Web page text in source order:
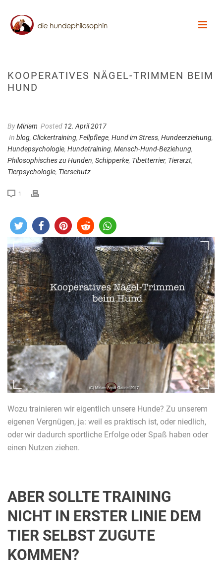
KOOPERATIVES NÄGEL-TRIMMEN BEIM
HUND
ByMiriam Posted 12. April 2017
In blog, Clickertraining, Fellpflege, Hund im Stress, Hundeerziehung,
Hundepsychologie, Hundetraining, Mensch-Hund-Beziehung,
Philosophisches zu Hunden, Schipperke, Tibetterrier, Tierarzt,
Tierpsychologie, Tierschutz
1
Wozu trainieren wir eigentlich unsere Hunde? Zu unserem
eigenen Vergnügen, ja: weil es praktisch ist, oder niedlich,
oder wir dadurch sportliche Erfolge oder Spaß haben oder
einen Nutzen ziehen.
ABER SOLLTE TRAINING
NICHT IN ERSTER LINIE DEM
TIER SELBST ZUGUTE
KOMMEN?